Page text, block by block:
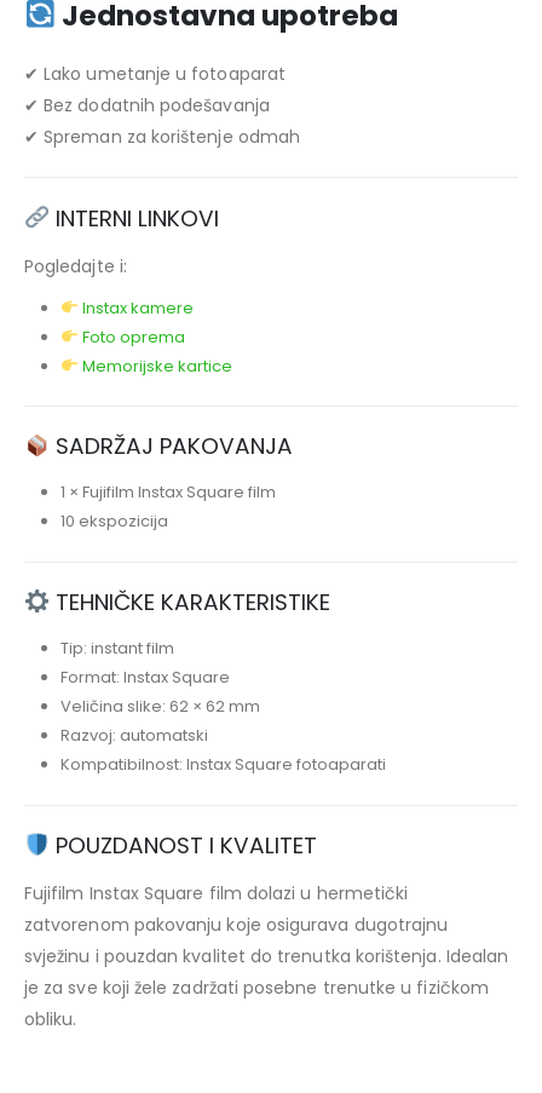
Jednostavna upotreba
✔ Lako umetanje u fotoaparat
✔ Bez dodatnih podešavanja
✔ Spreman za korištenje odmah
INTERNI LINKOVI
Pogledajte i:
Instax kamere
Foto oprema
Memorijske kartice
SADRŽAJ PAKOVANJA
1 × Fujifilm Instax Square film
10 ekspozicija
TEHNIČKE KARAKTERISTIKE
Tip: instant film
Format: Instax Square
Veličina slike: 62 × 62 mm
Razvoj: automatski
Kompatibilnost: Instax Square fotoaparati
POUZDANOST I KVALITET
Fujifilm Instax Square film dolazi u hermetički
zatvorenom pakovanju koje osigurava dugotrajnu
svježinu i pouzdan kvalitet do trenutka korištenja. Idealan
je za sve koji žele zadržati posebne trenutke u fizičkom
obliku.